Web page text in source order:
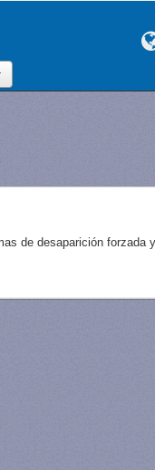
de desaparición forzada